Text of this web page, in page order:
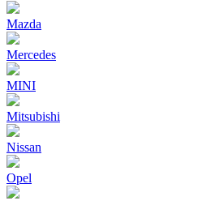
Mazda
Mercedes
MINI
Mitsubishi
Nissan
Opel